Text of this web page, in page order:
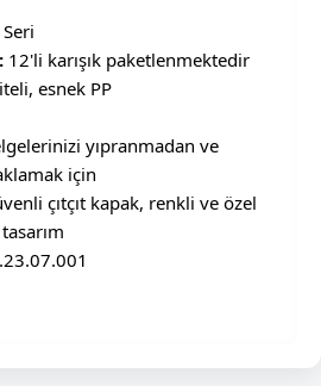
12'li karışık paketlenmektedir
esnek PP
yıpranmadan ve
için
çıtçıt kapak, renkli ve özel